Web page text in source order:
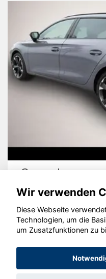
Cupra Leon
©
Wir verwenden
Diese Webseite
Technologien, um die
um Zusatzfunktionen zu